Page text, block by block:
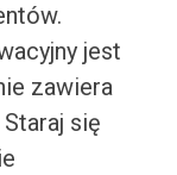
jest
zawiera
się